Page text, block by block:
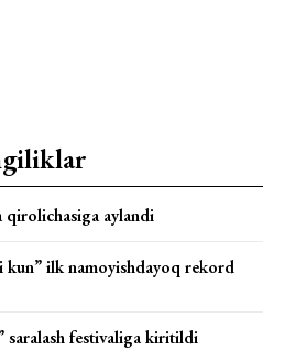
aylandi
kun” ilk namoyishdayoq rekord
festivaliga kiritildi